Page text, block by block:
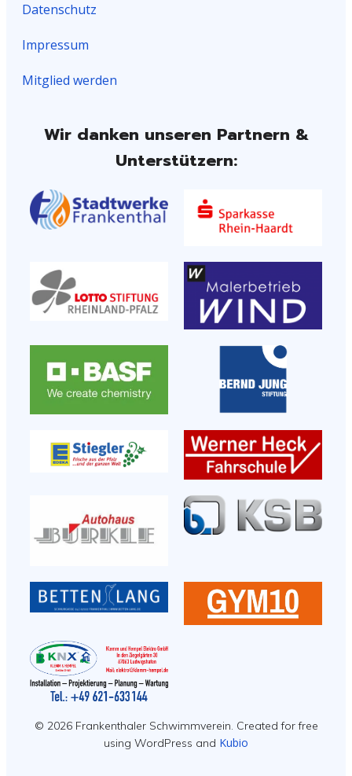
Datenschutz
Impressum
Mitglied werden
Wir danken unseren Partnern &
Unterstützern:
© 2026 Frankenthaler Schwimmverein. Created for free
using WordPress and Kubio